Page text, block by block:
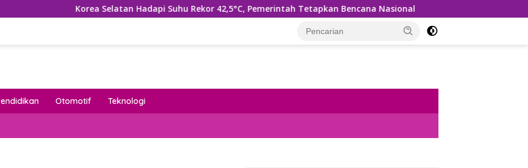
Korea Selatan Hadapi Suhu Rekor 42,5°C, Pemerintah Tetapkan Bencana Nasional Bea Cukai Gagalkan
Otomotif Teknologi